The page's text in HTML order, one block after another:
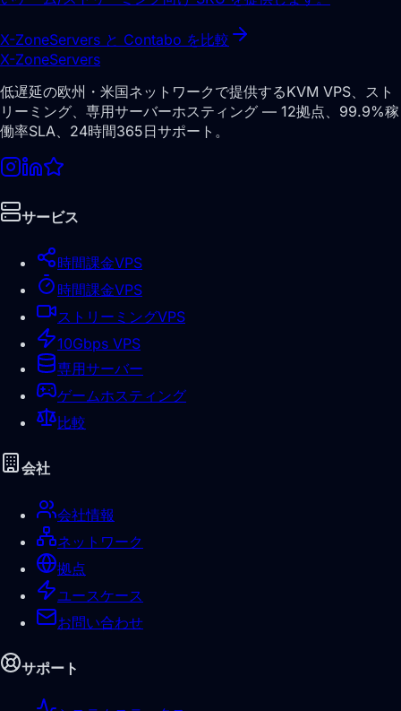
X-ZoneServers と Contabo を比較
X-ZoneServers
低遅延の欧州・米国ネットワークで提供するKVM VPS、スト
リーミング、専用サーバーホスティング — 12拠点、99.9%稼
働率SLA、24時間365日サポート。
サービス
時間課金VPS
時間課金VPS
ストリーミングVPS
10Gbps VPS
専用サーバー
ゲームホスティング
比較
会社
会社情報
ネットワーク
拠点
ユースケース
お問い合わせ
サポート